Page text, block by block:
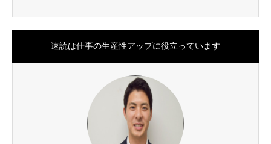
速読は仕事の生産性アップに役立っています